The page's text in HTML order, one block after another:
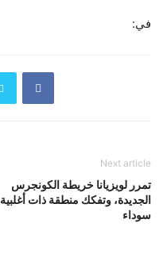
في:
Next article
تمرر لويزيانا خريطة الكونجرس
الجديدة، وتفكك منطقة ذات أغلبية
سوداء